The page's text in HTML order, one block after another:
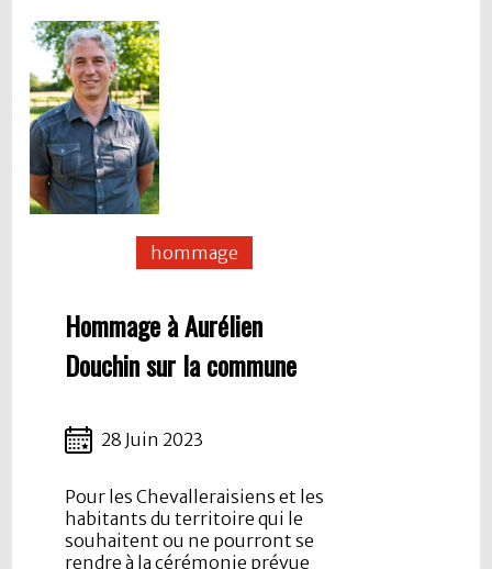
hommage
Hommage à Aurélien
Douchin sur la commune
28 Juin 2023
Pour les Chevalleraisiens et les
habitants du territoire qui le
souhaitent ou ne pourront se
rendre à la cérémonie prévue